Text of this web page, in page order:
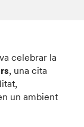
celebrar la
, una cita
un ambient